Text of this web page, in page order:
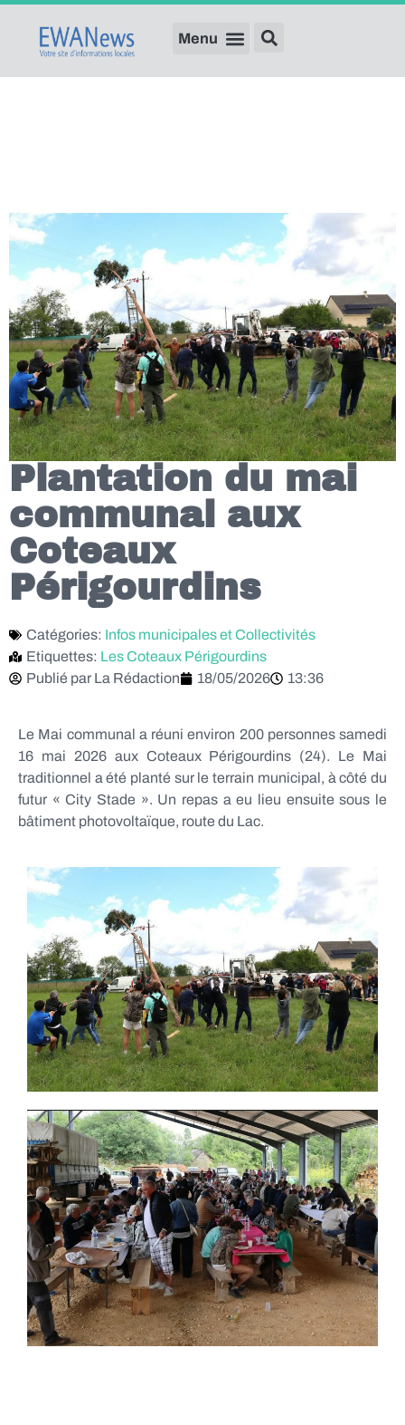
Plantation du mai
communal aux
Coteaux
Périgourdins
Catégories: Infos municipales et Collectivités
Etiquettes: Les Coteaux Périgourdins
Publié par La Rédaction 18/05/2026 13:36
Le Mai communal a réuni environ 200 personnes samedi
16 mai 2026 aux Coteaux Périgourdins (24). Le Mai
traditionnel a été planté sur le terrain municipal, à côté du
futur « City Stade ». Un repas a eu lieu ensuite sous le
bâtiment photovoltaïque, route du Lac.